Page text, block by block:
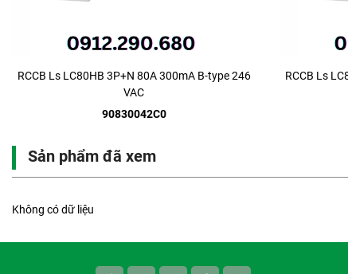
RCCB Ls LC80HB 3P+N 80A 300mA B-type 246
VAC
90830042C0
RCCB Ls
Sản phẩm đã xem
Không có dữ liệu